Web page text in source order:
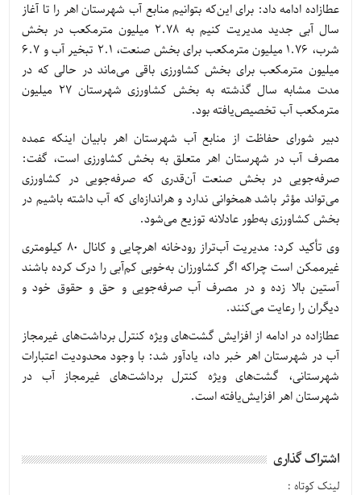
عطازاده ادامه داد: برای این‌که بتوانیم منابع آب شهرستان اهر را تا آغاز
سال آبی جدید مدیریت کنیم به 2.78 میلیون مترمکعب در بخش
شرب، 1.76 میلیون مترمکعب برای بخش صنعت، 2.1 تبخیر آب و 6.7
میلیون مترمکعب برای بخش کشاورزی باقی می‌ماند در حالی که در
مدت مشابه سال گذشته به بخش کشاورزی شهرستان 27 میلیون
مترمکعب آب تخصیص‌یافته بود.
دبیر شورای حفاظت از منابع آب شهرستان اهر بابیان اینکه عمده
مصرف آب در شهرستان اهر متعلق به بخش کشاورزی است، گفت:
صرفه‌جویی در بخش صنعت آن‌قدری که صرفه‌جویی در کشاورزی
می‌تواند مؤثر باشد همخوانی ندارد و هراندازه‌ای که آب داشته باشیم در
بخش کشاورزی به‌طور عادلانه توزیع می‌شود.
وی تأکید کرد: مدیریت آب‌تراز رودخانه اهرچایی و کانال 80 کیلومتری
غیرممکن است چراکه اگر کشاورزان به‌خوبی کم‌آبی را درک کرده باشند
آستین بالا زده و در مصرف آب صرفه‌جویی و حق و حقوق خود و
دیگران را رعایت می‌کنند.
عطازاده در ادامه از افزایش گشت‌های ویژه کنترل برداشت‌های غیرمجاز
آب در شهرستان اهر خبر داد، یادآور شد: با وجود محدودیت اعتبارات
شهرستانی، گشت‌های ویژه کنترل برداشت‌های غیرمجاز آب در
شهرستان اهر افزایش‌یافته است.
اشتراک گذاری
لینک کوتاه :